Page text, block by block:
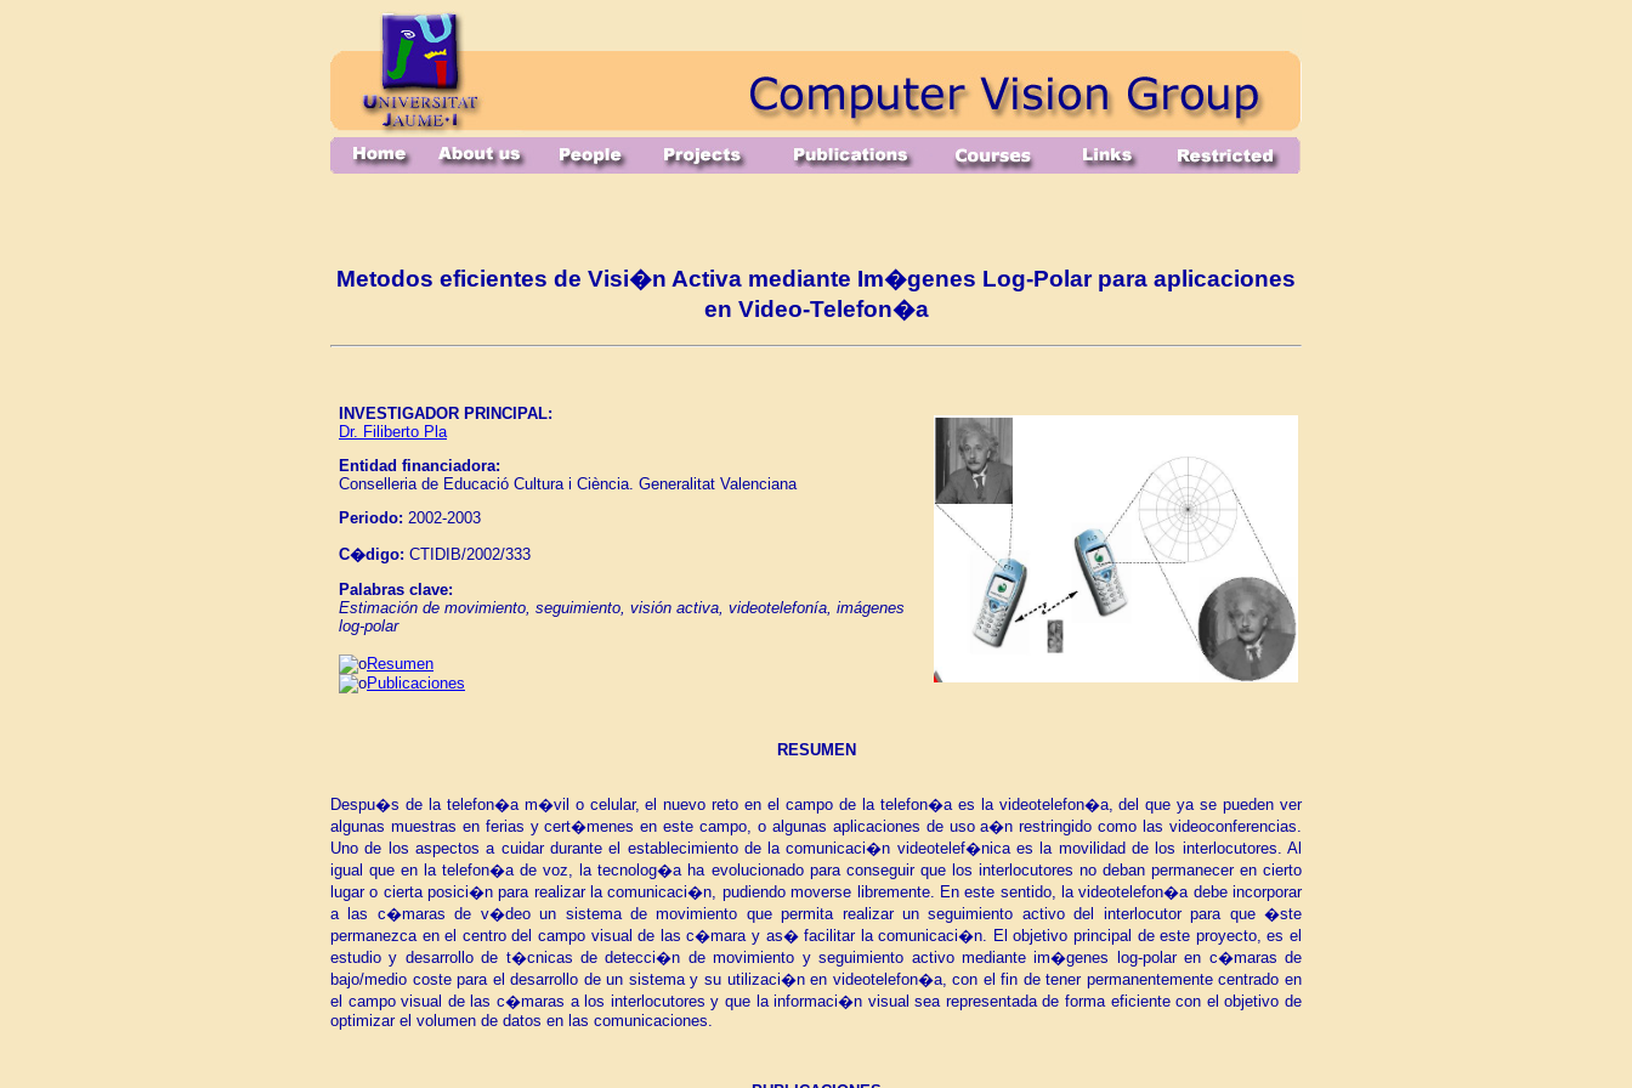
Metodos eficientes de Visi�n Activa mediante Im�genes Log-Polar para aplicaciones
en Video-Telefon�a
INVESTIGADOR PRINCIPAL:
Dr. Filiberto Pla
Entidad financiadora:
Conselleria de Educació Cultura i Ciència. Generalitat Valenciana
Periodo: 2002-2003
C�digo: CTIDIB/2002/333
Palabras clave:
Estimación de movimiento, seguimiento, visión activa, videotelefonía, imágenes
log-polar
Resumen
Publicaciones
RESUMEN
Despu�s de la telefon�a m�vil o celular, el nuevo reto en el campo de la telefon�a es la videotelefon�a, del que ya se pueden ver
algunas muestras en ferias y cert�menes en este campo, o algunas aplicaciones de uso a�n restringido como las videoconferencias.
Uno de los aspectos a cuidar durante el establecimiento de la comunicaci�n videotelef�nica es la movilidad de los interlocutores. Al
igual que en la telefon�a de voz, la tecnolog�a ha evolucionado para conseguir que los interlocutores no deban permanecer en cierto
lugar o cierta posici�n para realizar la comunicaci�n, pudiendo moverse libremente. En este sentido, la videotelefon�a debe incorporar
a las c�maras de v�deo un sistema de movimiento que permita realizar un seguimiento activo del interlocutor para que �ste
permanezca en el centro del campo visual de las c�mara y as� facilitar la comunicaci�n. El objetivo principal de este proyecto, es el
estudio y desarrollo de t�cnicas de detecci�n de movimiento y seguimiento activo mediante im�genes log-polar en c�maras de
bajo/medio coste para el desarrollo de un sistema y su utilizaci�n en videotelefon�a, con el fin de tener permanentemente centrado en
el campo visual de las c�maras a los interlocutores y que la informaci�n visual sea representada de forma eficiente con el objetivo de
optimizar el volumen de datos en las comunicaciones.